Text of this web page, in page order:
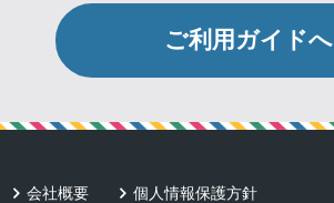
ご利用ガイドへ
会社概要
個人情報保護方針